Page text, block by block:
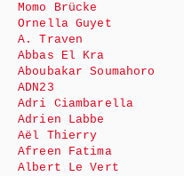
Momo Brücke
Ornella Guyet
A. Traven
Abbas El Kra
Aboubakar Soumahoro
ADN23
Adri Ciambarella
Adrien Labbe
Aël Thierry
Afreen Fatima
Albert Le Vert